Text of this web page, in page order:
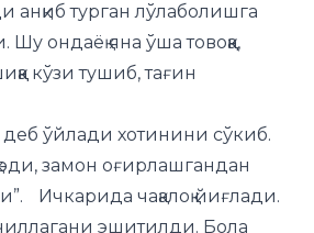
анқиб турган лўлаболишга
ондаёқ яна ўша товоққа,
кўзи тушиб, тағин
деб ўйлади хотинини сўкиб.
эди, замон оғирлашгандан
Ичкарида чақалоқ йиғлади.
эшитилди. Бола